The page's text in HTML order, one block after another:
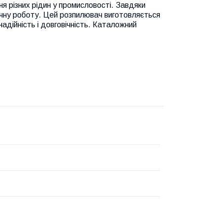
різних рідин у промисловості. Завдяки
роботу. Цей розпилювач виготовляється
і довговічність. Каталожний